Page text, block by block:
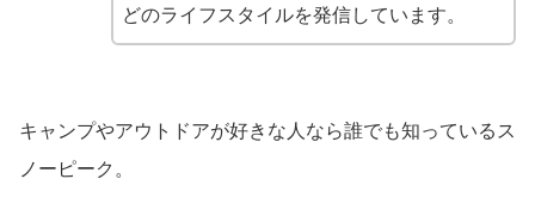
どのライフスタイルを発信しています。
キャンプやアウトドアが好きな人なら誰でも知っているス
ノーピーク。